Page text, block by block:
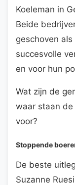
Koeleman in
Beide
geschoven
succesvolle
en voor hun
Wat zijn de
waar staan
voor?
Stoppende
De beste
Suzanne